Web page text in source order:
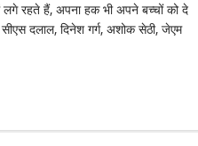
लगे रहते हैं, अपना हक भी अपने बच्चों को दे
दलाल, दिनेश गर्ग, अशोक सेठी, जेएम